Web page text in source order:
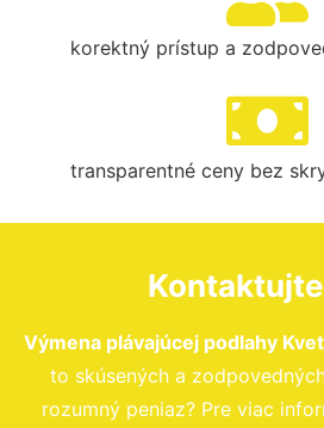
korektný prístup a
transparentné ceny bez
Výmena plávajúcej podlahy
to skúsených a
rozumný peniaz? Pre viac